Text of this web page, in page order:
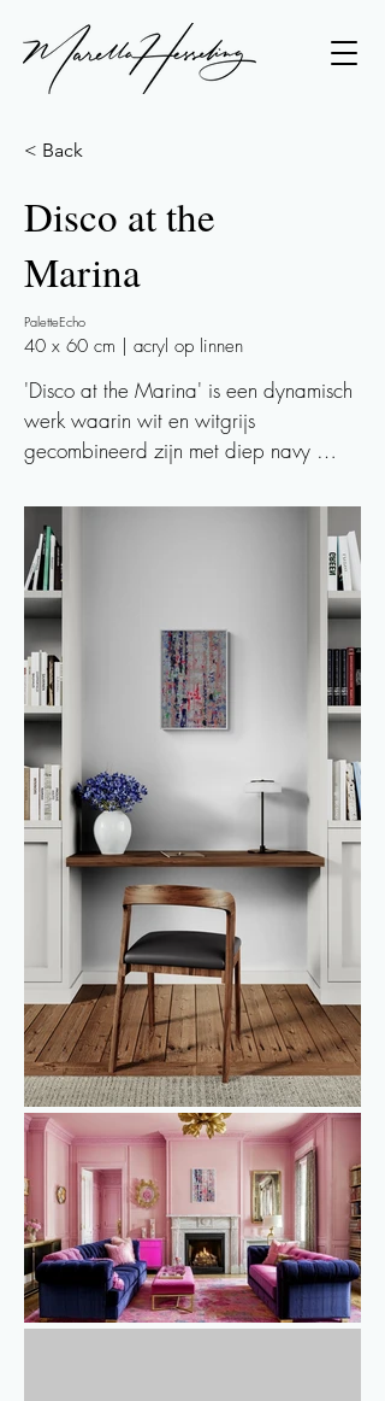
< Back
Disco at the
Marina
PaletteEcho
40 x 60 cm | acryl op linnen
'Disco at the Marina' is een dynamisch
werk waarin wit en witgrijs
gecombineerd zijn met diep navy
impastotechniek doen denken, voegen
textuur en diepte toe zonder de
verfijning te verliezen. Bij het schilderen
van dit stuk dacht ik aan de levendige
feesten die beginnen bij
zonsondergang in een trendy club aan
de haven van een van de Griekse
eilanden.
Subtiele neon tinten suggereren een
opkomende lichtshow, waardoor een
gevoel van anticipatie en energie
ontstaat. 'Disco at the Marina' geeft
een moderne touch en roept de sfeer
op van een stijlvolle, mediterrane
avond vol avontuur en opwinding.